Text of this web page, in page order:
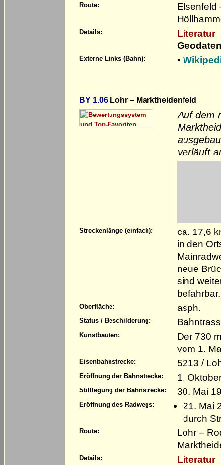
Route:
Elsenfeld
Details:
Literatur
Externe Links (Bahn): •
BY 1.06 Lohr – Marktheidenfeld
Auf dem
verläuft
Streckenlänge (einfach):
ca. 17,6
in den
neue
sind
befahrbar.
Oberfläche: asph.
Status / Beschilderung:
Kunstbauten:
Der 730
vom 1.
Eisenbahnstrecke: 5213 /
Eröffnung der Bahnstrecke: 1.
Stilllegung der Bahnstrecke: 30. Mai
Eröffnung des Radwegs:
21. Mai
durch
Route:
Lohr –
Details:
Literatur